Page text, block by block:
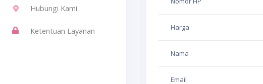
Hubungi Kami
Ketentuan Layanan Harga
Nama
Email